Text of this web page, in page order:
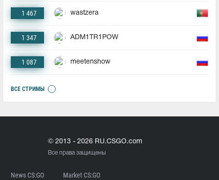
1 467 wastzera
1 347 ADM1TR1POW
1 087 meetenshow
ВСЕ СТРИМЫ
© 2013 - 2026 RU.CSGO.com
Все права защищены
News CS:GO Market CS:GO